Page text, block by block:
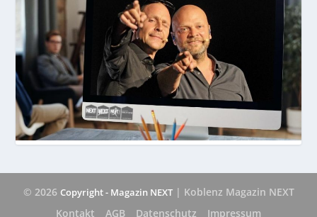
© 2026 Copyright - Magazin NEXT| Koblenz Magazin NEXT
Kontakt
AGB Datenschutz Impressum